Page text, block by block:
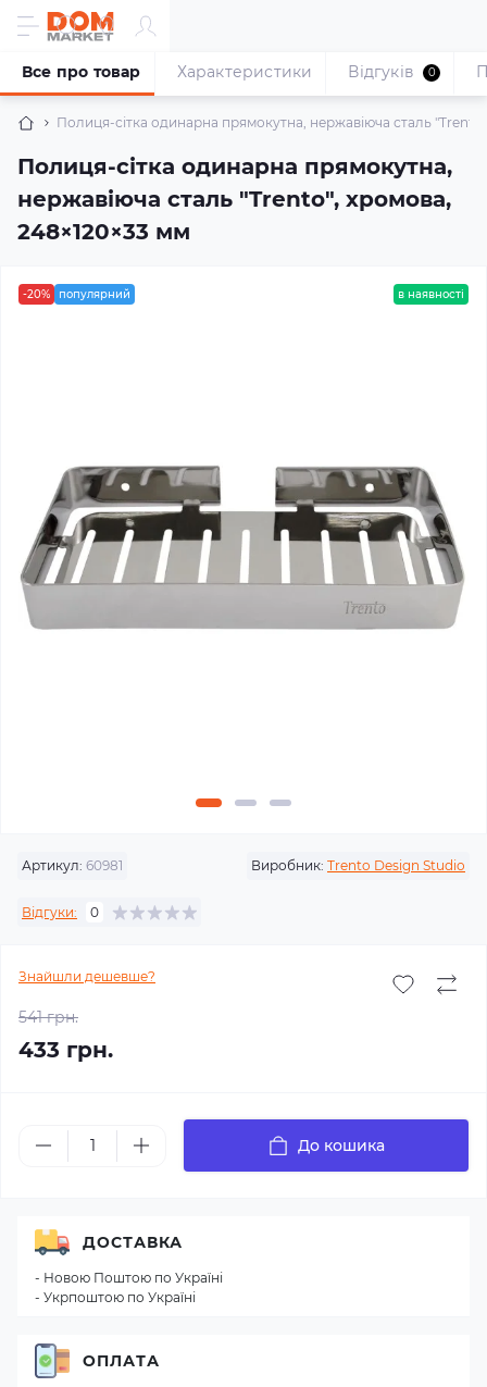
Полиця-сітка одинарна прямокутна, нержавіюча сталь
Полиця-сітка одинарна прямокутна,
нержавіюча сталь "Trento", хромова,
248×120×33 мм
Все про товар Характеристики Відгуків 0
-20% популярний в наявності
Артикул: 60981 Виробник: Trento Design Studio
Відгуки: 0
Знайшли дешевше?
541 грн.
433 грн.
До кошика
ДОСТАВКА
- Новою Поштою по Україні
- Укрпоштою по Україні
ОПЛАТА